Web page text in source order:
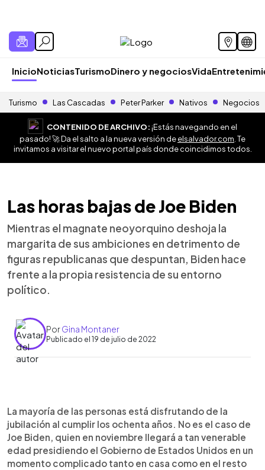
InicioNoticiasTurismoDinero y negociosVida
Turismo Las Cascadas Peter Parker Nativos Negocios
CONTENIDO DE ARCHIVO:¡Estás navegando en el
pasado! 🚀 Da el salto a la nueva versión deelsalvador.com . Te
invitamos a visitar el nuevo portal país donde coincidimos todos.
Las horas bajas de Joe Biden
Mientras el magnate neoyorquino deshoja la
margarita de sus ambiciones en detrimento de
figuras republicanas que despuntan, Biden hace
frente a la propia resistencia de su entorno
político.
PorGina Montaner
Publicado el 19 de julio de 2022
Escuchar artículo
La mayoría de las personas está disfrutando de la
jubilación al cumplir los ochenta años. No es el caso de
Joe Biden, quien en noviembre llegará a tan venerable
edad presidiendo el Gobierno de Estados Unidos en un
momento complicado tanto en casa como en el resto